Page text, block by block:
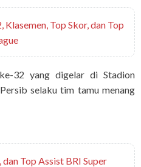
Klasemen, Top Skor, dan Top
32 yang digelar di Stadion
selaku tim tamu menang
dan Top Assist BRI Super